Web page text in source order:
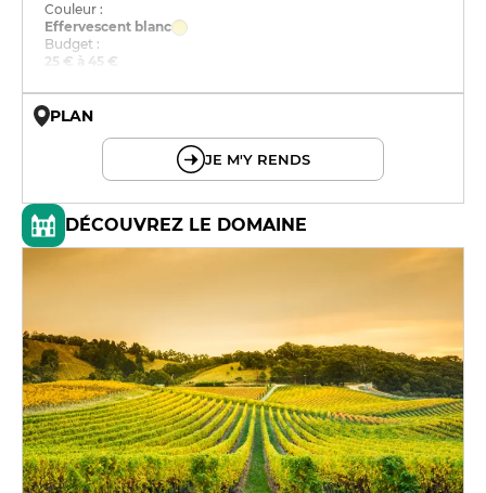
Couleur :
Effervescent blanc
Budget :
25 € à 45 €
PLAN
JE M'Y RENDS
DÉCOUVREZ LE DOMAINE